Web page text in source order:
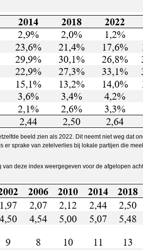
beeld zien als 2022. Dit neemt niet weg dat
sprake van zetelverlies bij lokale partijen die
deze index weergegeven voor de afgelopen